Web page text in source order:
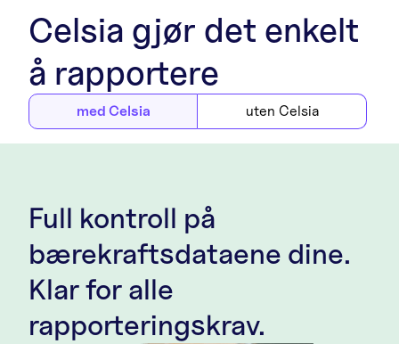
Celsia gjør det enkelt
å rapportere
med Celsia uten Celsia
Full kontroll på
bærekraftsdataene dine.
Klar for alle
rapporteringskrav.